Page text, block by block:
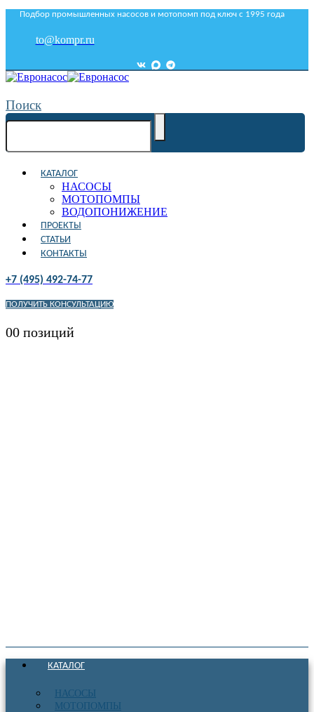
Подбор промышленных насосов и мотопомп под ключ с 1995 года
to@kompr.ru
Поиск
КАТАЛОГ
НАСОСЫ
МОТОПОМПЫ
ВОДОПОНИЖЕНИЕ
ПРОЕКТЫ
СТАТЬИ
КОНТАКТЫ
+7 (495) 492-74-77
ПОЛУЧИТЬ КОНСУЛЬТАЦИЮ
00 позиций
КАТАЛОГ
НАСОСЫ
МОТОПОМПЫ